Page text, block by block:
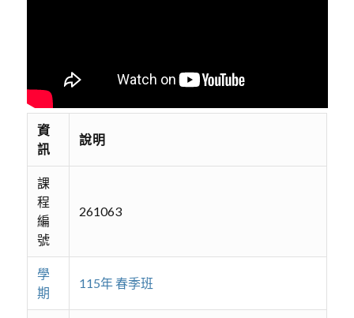
資
訊
說明
課
程
編
號
261063
學
期
115年 春季班